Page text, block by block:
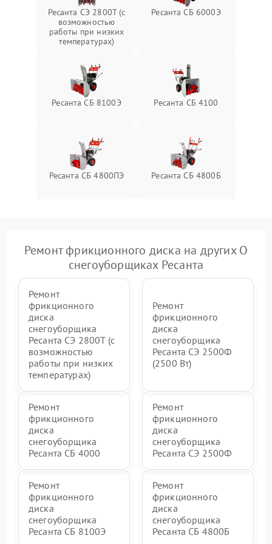
выброса снега
Повреждение системы
Неисправность системы
регулировки высоты
Подробнее →
Ресанта СЭ 2800Т (с
возможностью
работы при низких
температурах)
Ресанта СБ 6000Э
Ресанта СБ 8100Э Ресанта СБ 4100
Ресанта СБ 4800ПЭ Ресанта СБ 4800Б
Ремонт фрикционного диска на других О
снегоуборщиках Ресанта
Ремонт
фрикционного
диска
снегоуборщика
Ресанта СЭ 2800Т (с
возможностью
работы при низких
температурах)
Ремонт
фрикционного
диска
снегоуборщика
Ресанта СЭ 2500Ф
(2500 Вт)
Ремонт
фрикционного
диска
снегоуборщика
Ресанта СБ 4000
Ремонт
фрикционного
диска
снегоуборщика
Ресанта СЭ 2500Ф
Ремонт
фрикционного
диска
снегоуборщика
Ресанта СБ 8100Э
Ремонт
фрикционного
диска
снегоуборщика
Ресанта СБ 4800Б